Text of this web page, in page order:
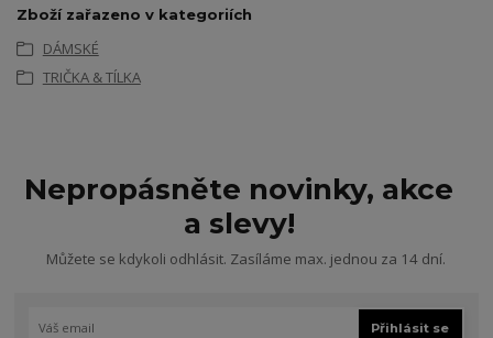
Zboží zařazeno v kategoriích
DÁMSKÉ
TRIČKA & TÍLKA
Nepropásněte novinky, akce
a slevy!
Můžete se kdykoli odhlásit. Zasíláme max. jednou za 14 dní.
Přihlásit se